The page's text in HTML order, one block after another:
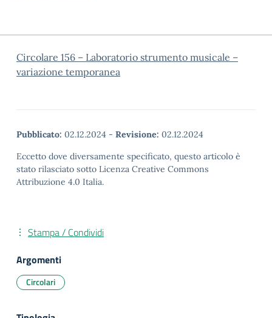
Circolare 156 – Laboratorio strumento musicale –
variazione temporanea
Pubblicato: 02.12.2024 - Revisione: 02.12.2024
Eccetto dove diversamente specificato, questo articolo è
stato rilasciato sotto Licenza Creative Commons
Attribuzione 4.0 Italia.
Stampa / Condividi
Argomenti
Circolari